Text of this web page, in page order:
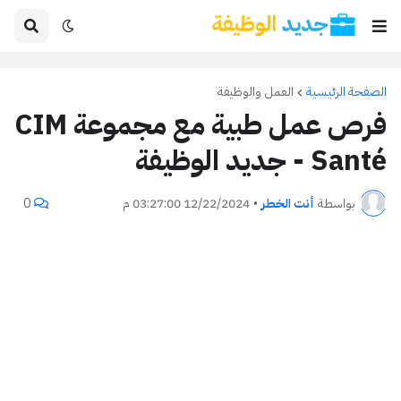
الصفحة الرئيسية العمل والوظيفة
فرص عمل طبية مع مجموعة CIM
Santé - جديد الوظيفة
بواسطة أنت الخطر • 12/22/2024 03:27:00 م 0